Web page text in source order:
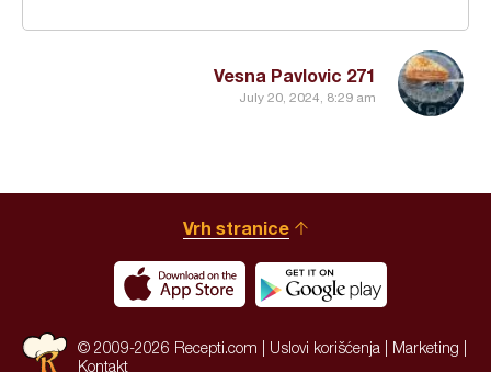
Vesna Pavlovic 271
July 20, 2024, 8:29 am
Vrh stranice
© 2009-2026 Recepti.com | Uslovi korišćenja Marketing
Kontakt